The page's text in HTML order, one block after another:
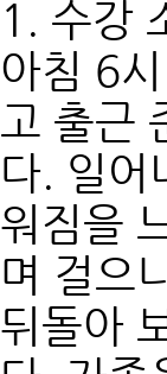
1. 수강
아침 6
고 출근
다. 일어
워짐을
며 걸으
뒤돌아